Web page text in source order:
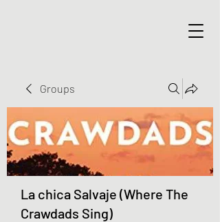
Groups
La chica Salvaje (Where The
Crawdads Sing)